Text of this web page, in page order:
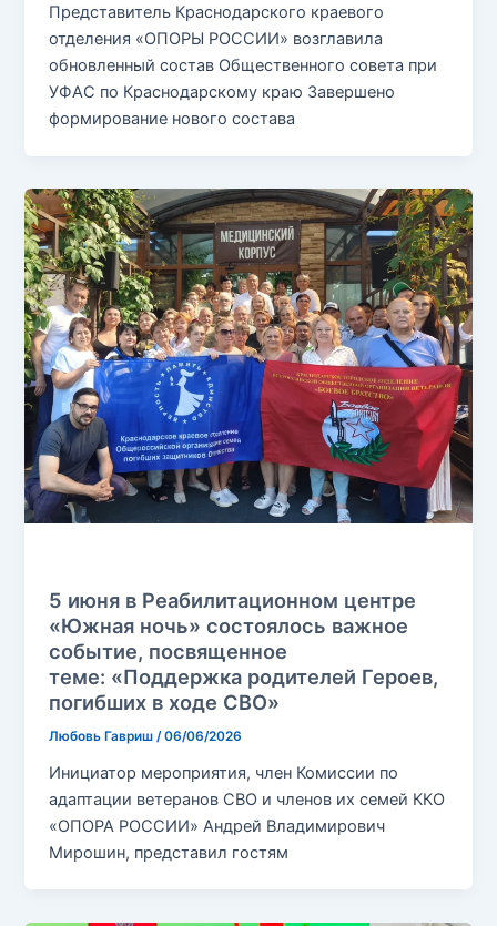
Представитель Краснодарского краевого
отделения «ОПОРЫ РОССИИ» возглавила
обновленный состав Общественного совета при
УФАС по Краснодарскому краю Завершено
формирование нового состава
5 июня в Реабилитационном центре
«Южная ночь» состоялось важное
событие, посвященное
теме: «Поддержка родителей Героев,
погибших в ходе СВО»
Любовь Гавриш /06/06/2026
Инициатор мероприятия, член Комиссии по
адаптации ветеранов СВО и членов их семей ККО
«ОПОРА РОССИИ» Андрей Владимирович
Мирошин, представил гостям